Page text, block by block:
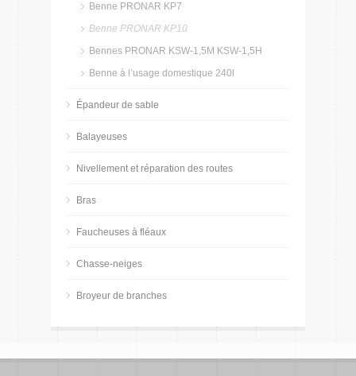
Benne PRONAR KP7
Benne PRONAR KP10
Bennes PRONAR KSW-1,5M KSW-1,5H
Benne à l’usage domestique 240l
Épandeur de sable
Balayeuses
Nivellement et réparation des routes
Bras
Faucheuses à fléaux
Chasse-neiges
Broyeur de branches